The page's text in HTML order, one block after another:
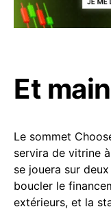
Et
Le sommet
servira de vitrine
se jouera sur
boucler le
extérieurs, et la